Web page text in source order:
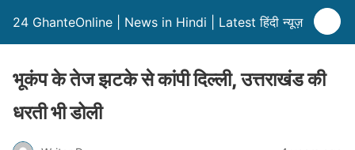
24 GhanteOnline | News in Hindi | Latest हिंदी न्यूज़
भूकंप के तेज झटके से कांपी दिल्ली, उत्तराखंड की
धरती भी डोली